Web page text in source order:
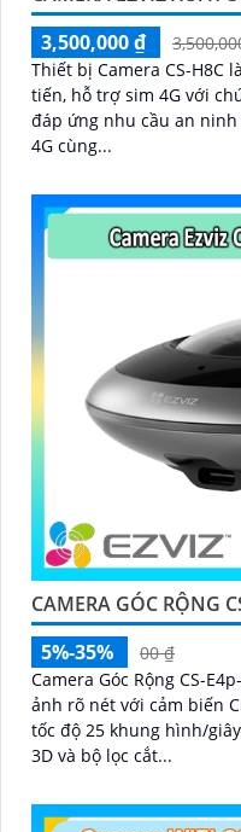
3,500,000 ₫
Thiết bị Camera CS-H8C
tiến, hỗ trợ sim 4G với
đáp ứng nhu cầu an ninh hiệu quả. Với
4G cùng...
CAMERA GÓC RỘNG
5%-35%
00 ₫
Camera Góc Rộng CS-
ảnh rõ nét với cảm biến
tốc độ 25 khung hình/giây. Hỗ trợ WDR kỹ thuật số
3D và bộ lọc cắt...